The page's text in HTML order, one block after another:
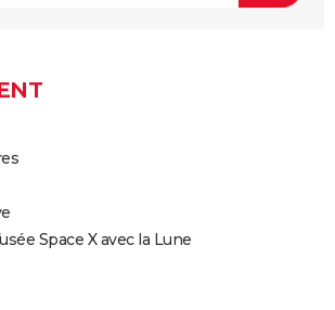
Space X avec la Lune